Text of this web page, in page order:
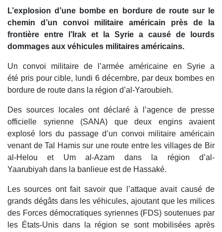
L’explosion d’une bombe en bordure de route sur le
chemin d’un convoi militaire américain près de la
frontière entre l’Irak et la Syrie a causé de lourds
dommages aux véhicules militaires américains.
Un convoi militaire de l’armée américaine en Syrie a
été pris pour cible, lundi 6 décembre, par deux bombes en
bordure de route dans la région d’al-Yaroubieh.
Des sources locales ont déclaré à l’agence de presse
officielle syrienne (SANA) que deux engins avaient
explosé lors du passage d’un convoi militaire américain
venant de Tal Hamis sur une route entre les villages de Bir
al-Helou et Um al-Azam dans la région d’al-
Yaarubiyah dans la banlieue est de Hassaké.
Les sources ont fait savoir que l’attaque avait causé de
grands dégâts dans les véhicules, ajoutant que les milices
des Forces démocratiques syriennes (FDS) soutenues par
les États-Unis dans la région se sont mobilisées après